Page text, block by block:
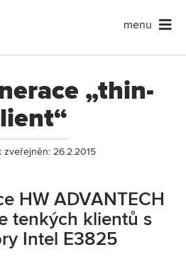
menu
„thin-
zveřejněn: 26.2.2015
HW ADVANTECH
tenkých klientů s
Intel E3825